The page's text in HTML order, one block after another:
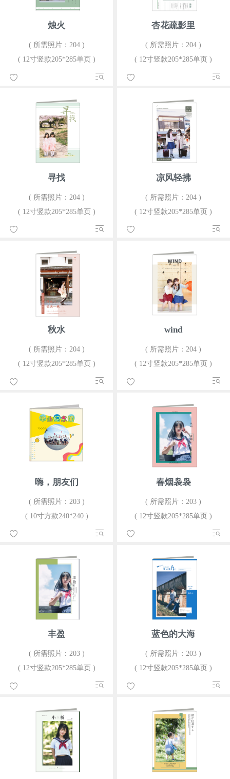
烛火
( 所需照片：204 )
( 12寸竖款205*285单页 )
杏花疏影里
( 所需照片：204 )
( 12寸竖款205*285单页 )
寻找
( 所需照片：204 )
( 12寸竖款205*285单页 )
凉风轻拂
( 所需照片：204 )
( 12寸竖款205*285单页 )
秋水
( 所需照片：204 )
( 12寸竖款205*285单页 )
wind
( 所需照片：204 )
( 12寸竖款205*285单页 )
嗨，朋友们
( 所需照片：203 )
( 10寸方款240*240 )
春烟袅袅
( 所需照片：203 )
( 12寸竖款205*285单页 )
丰盈
( 所需照片：203 )
( 12寸竖款205*285单页 )
蓝色的大海
( 所需照片：203 )
( 12寸竖款205*285单页 )